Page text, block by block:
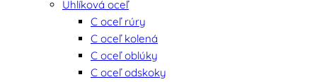
Uhlíková oceľ
C oceľ rúry
C oceľ kolená
C oceľ oblúky
C oceľ odskoky